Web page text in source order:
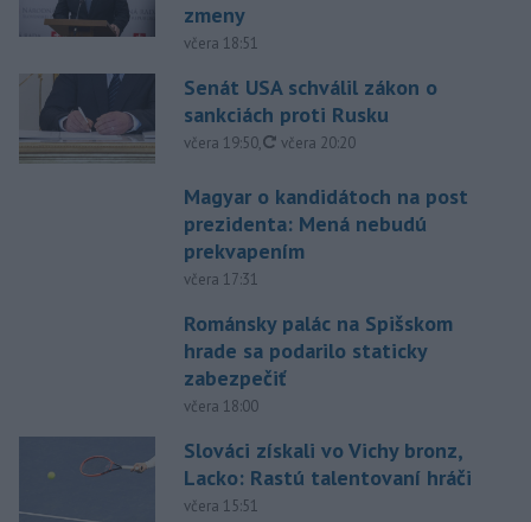
zmeny
včera 18:51
Senát USA schválil zákon o
sankciách proti Rusku
včera 19:50, aktualizované
včera 20:20
Magyar o kandidátoch na post
prezidenta: Mená nebudú
prekvapením
včera 17:31
Románsky palác na Spišskom
hrade sa podarilo staticky
zabezpečiť
včera 18:00
Slováci získali vo Vichy bronz,
Lacko: Rastú talentovaní hráči
včera 15:51